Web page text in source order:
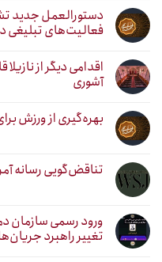
دستورالعمل جدید
فعالیت‌های تبلیغی
اقدامی دیگر از
آشوری
بهره‌گیری از ورزش
تناقض‌گویی رسانه
ورود رسمی سازمان
تغییر راهبرد